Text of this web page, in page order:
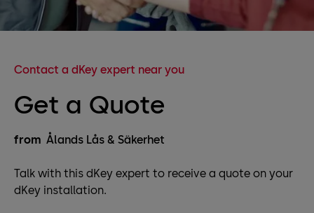
Contact a dKey expert near you
Get a Quote
from Ålands Lås & Säkerhet
Talk with this dKey expert to receive a quote on your
dKey installation.